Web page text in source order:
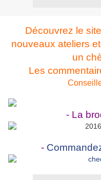
Découvrez le
nouveaux ateliers
un
Les
- La
-